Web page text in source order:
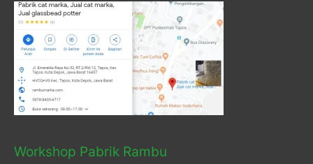
Workshop Pabrik Rambu